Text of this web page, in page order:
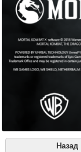
Назад